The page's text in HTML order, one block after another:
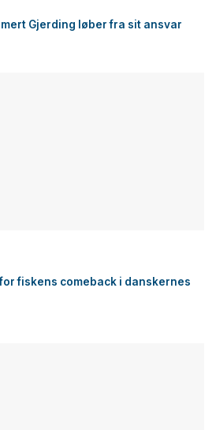
Gjerding løber fra sit ansvar
fiskens comeback i danskernes